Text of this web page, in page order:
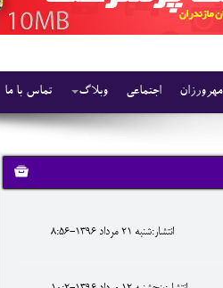
تماس با ما وبلاگ اجتماعی مهرورزان
انتشار:شنبه 21 مرداد 1396-8:56